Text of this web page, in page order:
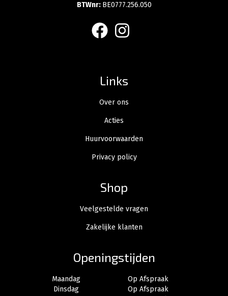
BTWnr: BE0777.256.050
Links
Over ons
Acties
Huurvoorwaarden
Privacy policy
Shop
Veelgestelde vragen
Zakelijke klanten
Openingstijden
Maandag
Dinsdag
Op Afspraak
Op Afspraak